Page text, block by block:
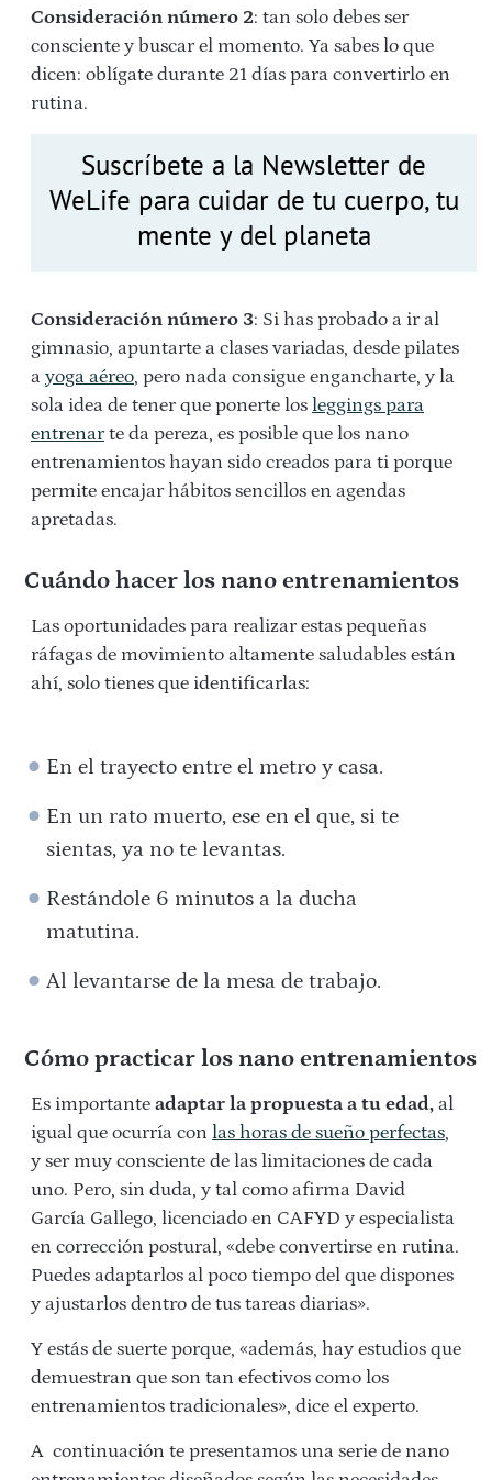
Consideración número 2: tan solo debes ser
consciente y buscar el momento. Ya sabes lo que
dicen: oblígate durante 21 días para convertirlo en
rutina.
Suscríbete a la Newsletter de
WeLife para cuidar de tu cuerpo, tu
mente y del planeta
Consideración número 3: Si has probado a ir al
gimnasio, apuntarte a clases variadas, desde pilates
a yoga aéreo, pero nada consigue engancharte, y la
sola idea de tener que ponerte los leggings para
entrenarte da pereza, es posible que los nano
entrenamientos hayan sido creados para ti porque
permite encajar hábitos sencillos en agendas
apretadas.
Cuándo hacer los nano entrenamientos
Las oportunidades para realizar estas pequeñas
ráfagas de movimiento altamente saludables están
ahí, solo tienes que identificarlas:
En el trayecto entre el metro y casa.
En un rato muerto, ese en el que, si te
sientas, ya no te levantas.
Restándole 6 minutos a la ducha
matutina.
Al levantarse de la mesa de trabajo.
Cómo practicar los nano entrenamientos
Es importante adaptar la propuesta a tu edad, al
igual que ocurría con las horas de sueño perfectas,
y ser muy consciente de las limitaciones de cada
uno. Pero, sin duda, y tal como afirma David
García Gallego, licenciado en CAFYD y especialista
en corrección postural, «debe convertirse en rutina.
Puedes adaptarlos al poco tiempo del que dispones
y ajustarlos dentro de tus tareas diarias».
Y estás de suerte porque, «además, hay estudios que
demuestran que son tan efectivos como los
entrenamientos tradicionales», dice el experto.
A continuación te presentamos una serie de nano